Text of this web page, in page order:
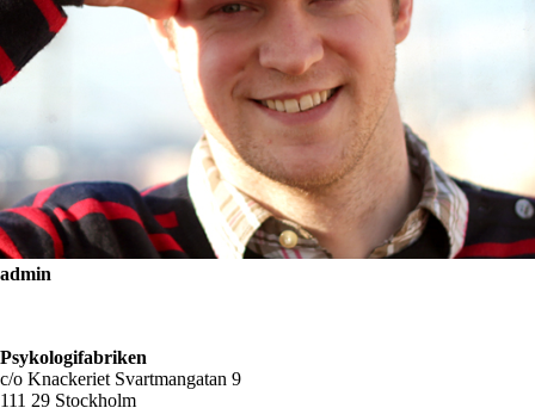
admin
Psykologifabriken
c/o Knackeriet Svartmangatan 9
111 29 Stockholm